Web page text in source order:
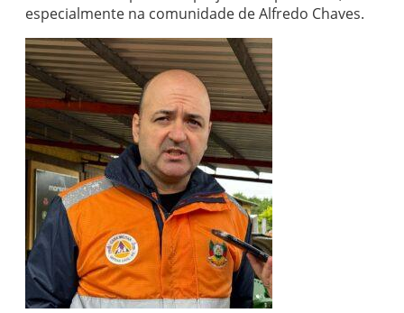
especialmente na comunidade de Alfredo Chaves.